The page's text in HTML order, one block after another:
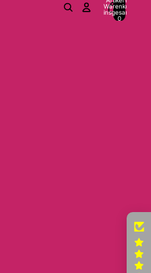
Warenkorb
insgesamt:
0